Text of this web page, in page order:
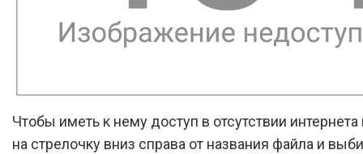
Чтобы иметь к нему доступ в отсутствии
на стрелочку вниз справа от названия файла и